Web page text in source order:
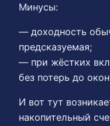
Минусы:
— доходность
предсказуемая;
— при жёстких
без потерь до
И вот тут
накопительный